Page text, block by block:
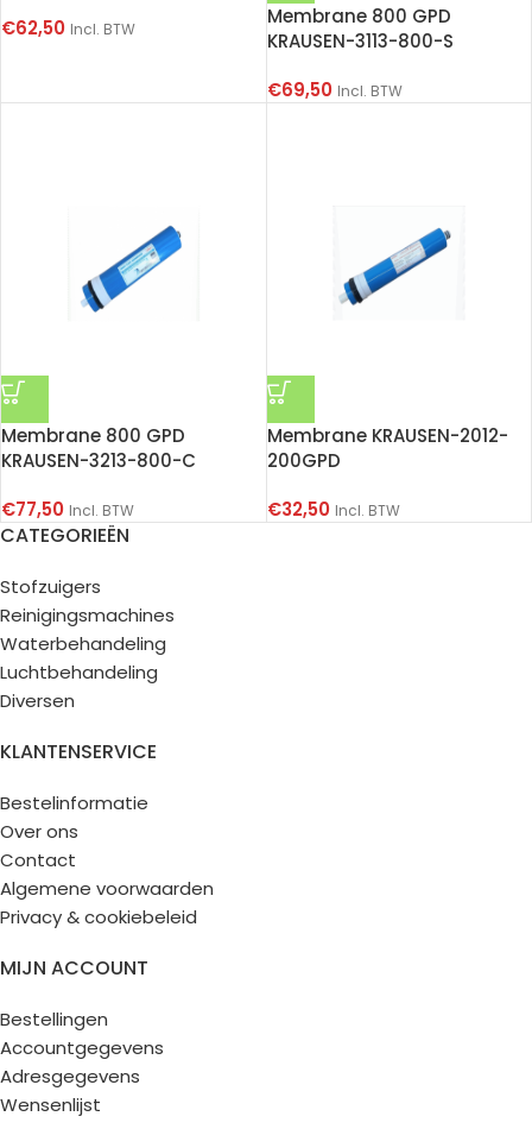
€62,50 Incl. BTW
Membrane 800 GPD
KRAUSEN-3113-800-S
€69,50 Incl. BTW
Membrane 800 GPD
KRAUSEN-3213-800-C
€77,50 Incl. BTW
Membrane KRAUSEN-2012-
200GPD
€32,50 Incl. BTW
CATEGORIEËN
Stofzuigers
Reinigingsmachines
Waterbehandeling
Luchtbehandeling
Diversen
KLANTENSERVICE
Bestelinformatie
Over ons
Contact
Algemene voorwaarden
Privacy & cookiebeleid
MIJN ACCOUNT
Bestellingen
Accountgegevens
Adresgegevens
Wensenlijst